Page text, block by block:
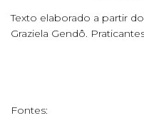
Texto elaborado a partir
Graziela Gendô.
Fontes: